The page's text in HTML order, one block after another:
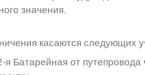
значения.
касаются следующих
я Батарейная от